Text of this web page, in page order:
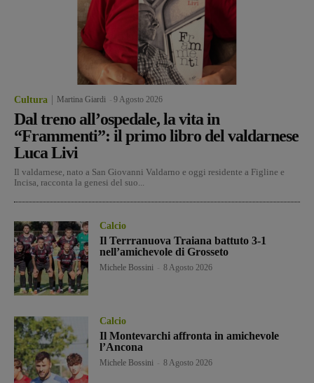
Cultura Martina Giardi 9 Agosto 2026
Dal treno all’ospedale, la vita in
“Frammenti”: il primo libro del valdarnese
Luca Livi
Il valdarnese, nato a San Giovanni Valdarno e oggi residente a Figline e
Incisa, racconta la genesi del suo...
Calcio
Il Terrranuova Traiana battuto 3-1
nell’amichevole di Grosseto
Michele Bossini 8 Agosto 2026
Calcio
Il Montevarchi affronta in amichevole
l’Ancona
Michele Bossini 8 Agosto 2026